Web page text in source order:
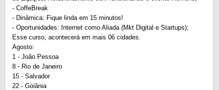
- CoffeBreak
- Dinâmica: Fique linda em 15 minutos!
- Oportunidades: Internet como Aliada (Mkt Digital e Startups);
Esse curso, acontecerá em mais 06 cidades.
Agosto:
1 - João Pessoa
8 - Rio de Janeiro
15 - Salvador
22 - Goiânia